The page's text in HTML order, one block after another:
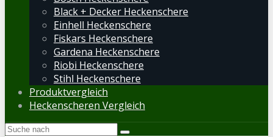
Black + Decker Heckenschere
Einhell Heckenschere
Fiskars Heckenschere
Gardena Heckenschere
Riobi Heckenschere
Stihl Heckenschere
Produktvergleich
Heckenscheren Vergleich